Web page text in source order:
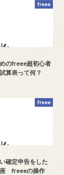
freee
のfreee超初心者
表って何？
freee
確定申告をした
座 freeeの操作